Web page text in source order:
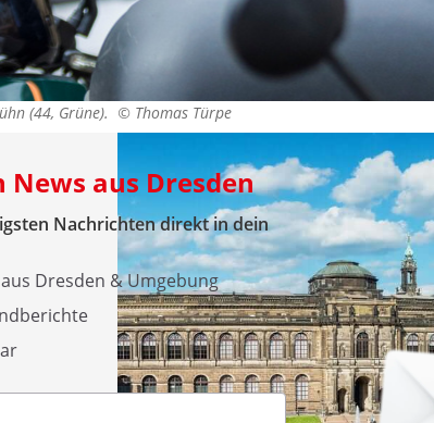
(44, Grüne). © Thomas Türpe
News aus Dresden
Nachrichten direkt in dein
Dresden & Umgebung